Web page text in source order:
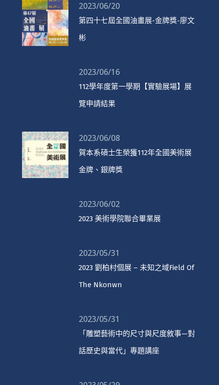
2023/06/20
第四十七屆全國油畫展-金牌獎-廖文
彬
2023/06/16
112學年度第一學期【實驗展場】展
覽申請結果
2023/06/08
賀本系碩士生榮獲112年全國美術展
金牌、銀牌獎
2023/06/02
2023 美術學院聯合畢業展
2023/05/31
2023 劉柏村個展 – 未知之域Field Of
The Nkonwn
2023/05/31
「雕塑藝術中的尺寸與尺度敘事—對
話歷史與當代」專題講座